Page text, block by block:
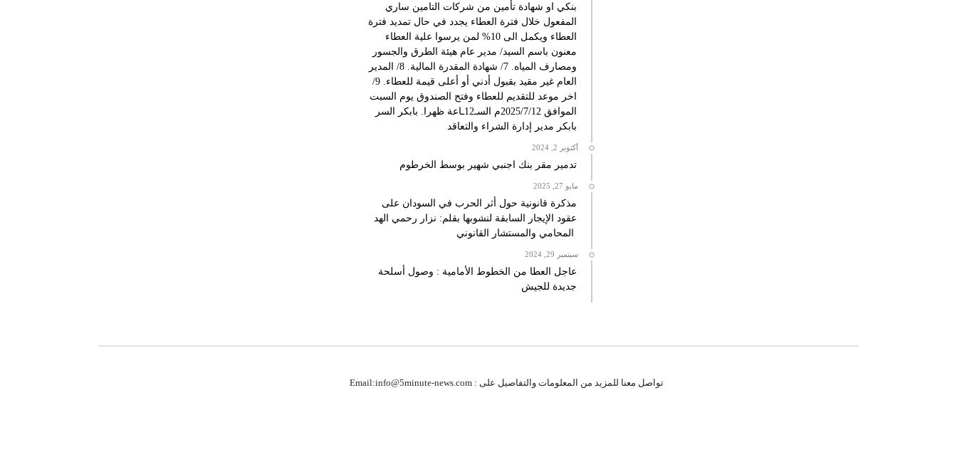
بنكي او شهادة تأمين من شركات التامين ساري
المفعول خلال فترة العطاء يجدد في حال تمديد فترة
العطاء ويكمل الى 10% لمن يرسوا علية العطاء
معنون باسم السيد/ مدير عام هيئة الطرق والجسور
ومصارف المياه. 7/ شهادة المقدرة المالية. 8/ المدير
العام غير مقيد بقبول أدني أو أعلى قيمة للعطاء. 9/
اخر موعد للتقديم للعطاء وفتح الصندوق يوم السبت
الموافق 2025/7/12م السـ12ـاعة ظهرا. بابكر السر
بابكر مدير إدارة الشراء والتعاقد
أكتوبر 2, 2024
تدمير مقر بنك اجنبي شهير بوسط الخرطوم
مايو 27, 2025
مذكرة قانونية حول أثر الحرب في السودان على
عقود الإيجار السابقة لنشوبها بقلم: نزار رحمي الهد
المحامي والمستشار القانوني
سبتمبر 29, 2024
عاجل العطا من الخطوط الأمامية : وصول أسلحة
جديدة للجيش
تواصل معنا للمزيد من المعلومات والتفاصيل على : Email:info@5minute-news.com